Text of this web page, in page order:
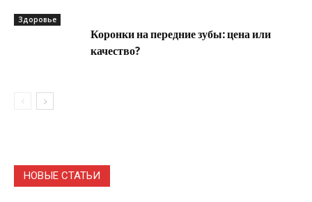
Здоровье
Коронки на передние зубы: цена или
качество?
НОВЫЕ СТАТЬИ